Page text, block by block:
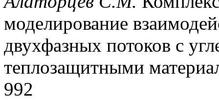
моделирование
двухфазных потоков с
теплозащитными
992